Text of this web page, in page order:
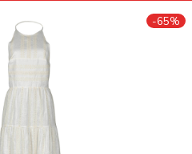
-65%